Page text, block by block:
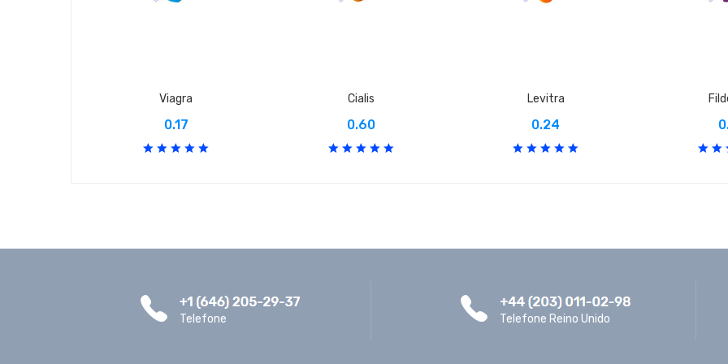
Viagra
0.17
Cialis
0.60
Levitra
0.24
Telefone Telefone Reino Unido